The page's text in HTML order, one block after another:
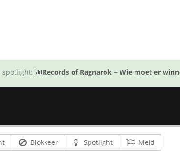
spotlight: Records of Ragnarok ~ Wie moet er
Blokkeer Spotlight Meld